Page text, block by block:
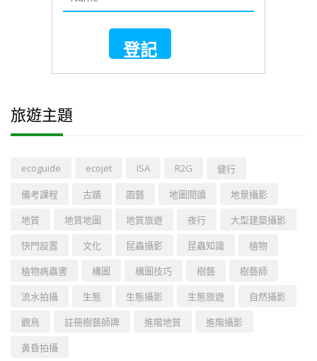
旅遊主題
ecoguide ecojet ISA R2G
健行
備考課程
古蹟 園藝 地圖閱讀
地景攝影
地質
地質地圖 地質旅遊 夜行
大型建築攝影
快門設置
文化 昆蟲攝影 昆蟲知識
植物
植物病蟲害
構圖 構圖技巧 樹藝
樹藝師
流水拍攝
生態 生態攝影 生態旅遊
自然攝影
觀鳥
註冊樹藝師牌 進階地質
進階攝影
黃昏拍攝